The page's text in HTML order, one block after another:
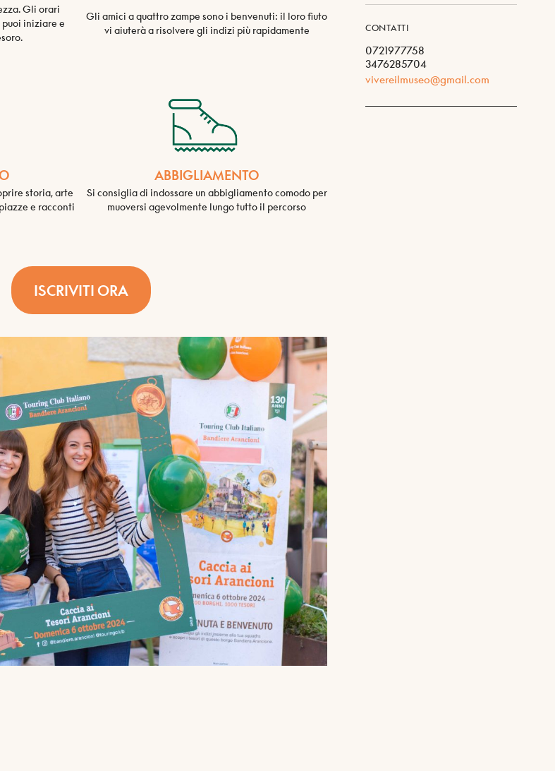
Gli orari
puoi iniziare e
Gli amici a quattro zampe sono i benvenuti: il loro fiuto
vi aiuterà a risolvere gli indizi più rapidamente
ABBIGLIAMENTO
storia, arte
e racconti
Si consiglia di indossare un abbigliamento comodo per
muoversi agevolmente lungo tutto il percorso
ISCRIVITI ORA
CONTATTI
0721977758
3476285704
vivereilmuseo@gmail.com